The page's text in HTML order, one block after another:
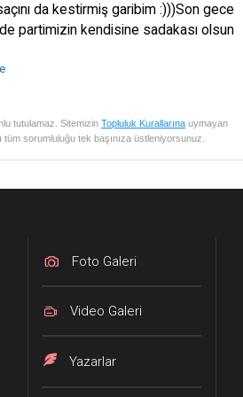
da kestirmiş garibim :)))Son gece
partimizin kendisine sadakası olsun
tutulamaz. Sitemizin Topluluk Kurallarına uymayan
sorumluluğu tek başınıza üstleniyorsunuz.
Foto Galeri
Video Galeri
Yazarlar